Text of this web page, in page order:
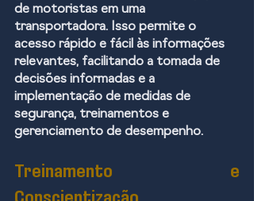
de motoristas em uma
transportadora. Isso permite o
acesso rápido e fácil às informações
relevantes, facilitando a tomada de
decisões informadas e a
implementação de medidas de
segurança, treinamentos e
gerenciamento de desempenho.
Treinamento e